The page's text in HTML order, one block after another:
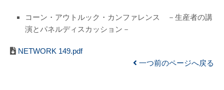
コーン・アウトルック・カンファレンス －生産者の講
演とパネルディスカッション－
NETWORK 149.pdf
一つ前のページへ戻る